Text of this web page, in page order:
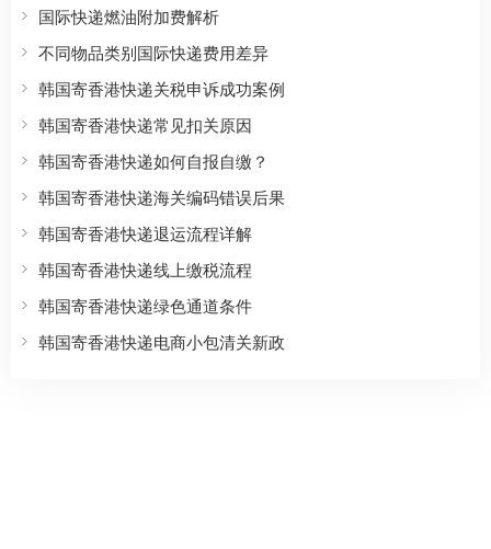
国际快递燃油附加费解析
不同物品类别国际快递费用差异
韩国寄香港快递关税申诉成功案例
韩国寄香港快递常见扣关原因
韩国寄香港快递如何自报自缴？
韩国寄香港快递海关编码错误后果
韩国寄香港快递退运流程详解
韩国寄香港快递线上缴税流程
韩国寄香港快递绿色通道条件
韩国寄香港快递电商小包清关新政